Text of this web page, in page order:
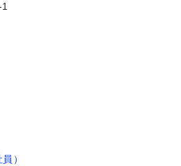
1
）